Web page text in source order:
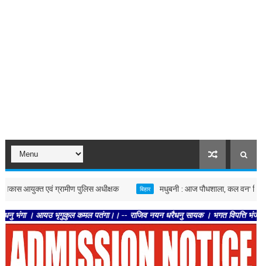
एवं ग्रामीण पुलिस अधीक्षक बिहार मधुबनी : आज पौधशाला, कल वन' विषय पर
भृगुकुल कमल पतंगा।। -- राजिव नयन धरैधनु सायक । भगत विपत्ति भंजनु